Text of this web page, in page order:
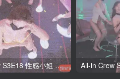
All-in Crew S3E18 性感小姐 第3季 第18期 多巴胺日 中韩简繁字幕